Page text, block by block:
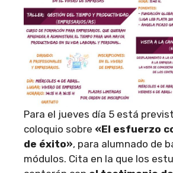
Para el jueves día 5 está
coloquio sobre «El esfuerzo
de éxito», para alumnado de
módulos. Cita en la que los